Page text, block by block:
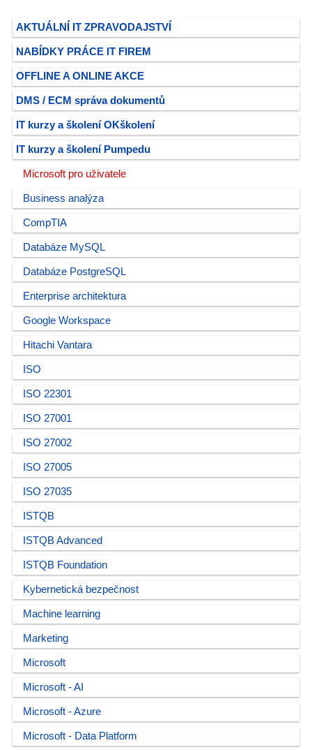
AKTUÁLNÍ IT ZPRAVODAJSTVÍ
NABÍDKY PRÁCE IT FIREM
OFFLINE A ONLINE AKCE
DMS / ECM správa dokumentů
IT kurzy a školení OKškolení
IT kurzy a školení Pumpedu
Microsoft pro uživatele
Business analýza
CompTIA
Databáze MySQL
Databáze PostgreSQL
Enterprise architektura
Google Workspace
Hitachi Vantara
ISO
ISO 22301
ISO 27001
ISO 27002
ISO 27005
ISO 27035
ISTQB
ISTQB Advanced
ISTQB Foundation
Kybernetická bezpečnost
Machine learning
Marketing
Microsoft
Microsoft - AI
Microsoft - Azure
Microsoft - Data Platform